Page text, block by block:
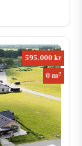
595.000 kr
0 m2